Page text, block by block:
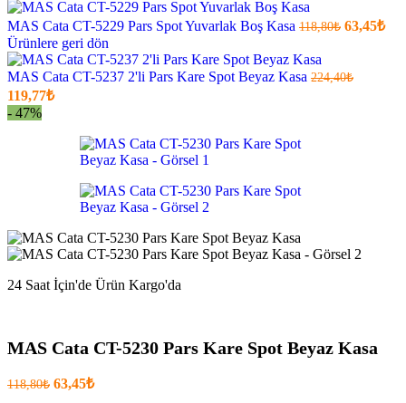
MAS Cata CT-5229 Pars Spot Yuvarlak Boş Kasa 118,80₺ Orijinal
63,45₺Şu
Ürünlere geri dön
MAS Cata CT-5237 2'li Pars Kare Spot Beyaz Kasa 224,40₺
Orijinal
fiyatı:
119,77₺Şu
119,77₺
- 47%
24 Saat İçin'de Ürün Kargo'da
MAS Cata CT-5230 Pars Kare Spot Beyaz Kasa
118,80₺ Orijinal
63,45₺Şu